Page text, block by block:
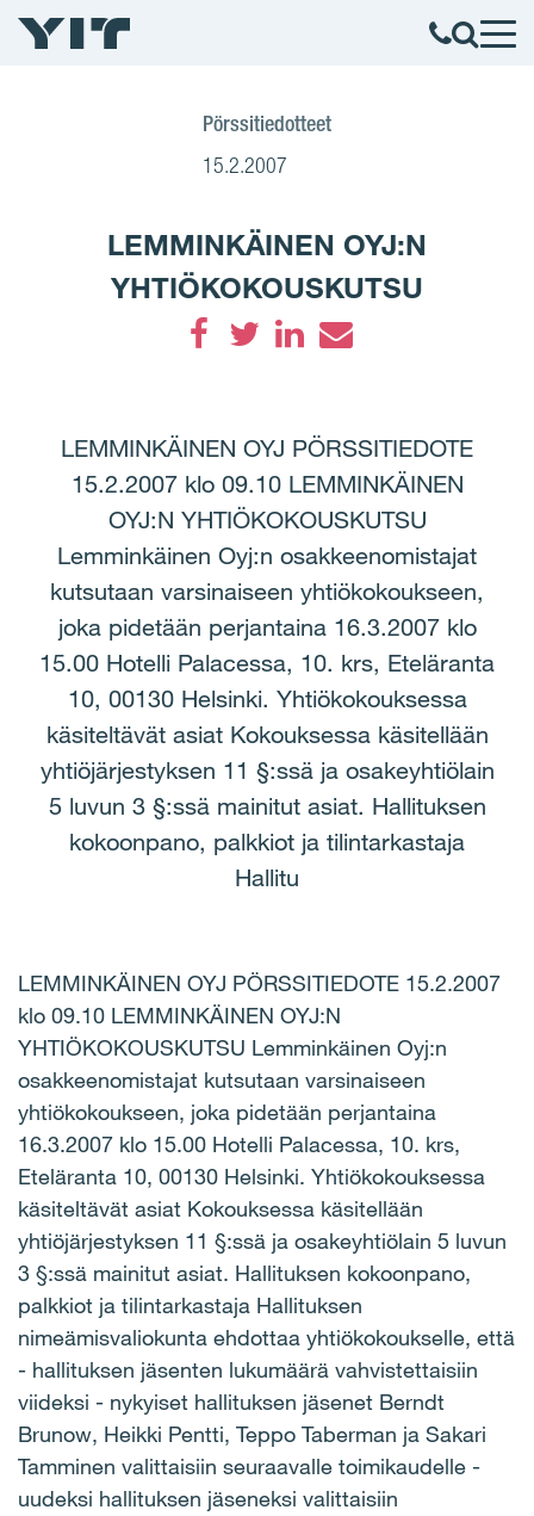
Pörssitiedotteet
15.2.2007
LEMMINKÄINEN OYJ:N
YHTIÖKOKOUSKUTSU
LEMMINKÄINEN OYJ PÖRSSITIEDOTE
15.2.2007 klo 09.10 LEMMINKÄINEN
OYJ:N YHTIÖKOKOUSKUTSU
Lemminkäinen Oyj:n osakkeenomistajat
kutsutaan varsinaiseen yhtiökokoukseen,
joka pidetään perjantaina 16.3.2007 klo
15.00 Hotelli Palacessa, 10. krs, Eteläranta
10, 00130 Helsinki. Yhtiökokouksessa
käsiteltävät asiat Kokouksessa käsitellään
yhtiöjärjestyksen 11 §:ssä ja osakeyhtiölain
5 luvun 3 §:ssä mainitut asiat. Hallituksen
kokoonpano, palkkiot ja tilintarkastaja
Hallitu
LEMMINKÄINEN OYJ PÖRSSITIEDOTE 15.2.2007
klo 09.10 LEMMINKÄINEN OYJ:N
YHTIÖKOKOUSKUTSU Lemminkäinen Oyj:n
osakkeenomistajat kutsutaan varsinaiseen
yhtiökokoukseen, joka pidetään perjantaina
16.3.2007 klo 15.00 Hotelli Palacessa, 10. krs,
Eteläranta 10, 00130 Helsinki. Yhtiökokouksessa
käsiteltävät asiat Kokouksessa käsitellään
yhtiöjärjestyksen 11 §:ssä ja osakeyhtiölain 5 luvun
3 §:ssä mainitut asiat. Hallituksen kokoonpano,
palkkiot ja tilintarkastaja Hallituksen
nimeämisvaliokunta ehdottaa yhtiökokoukselle, että
- hallituksen jäsenten lukumäärä vahvistettaisiin
viideksi - nykyiset hallituksen jäsenet Berndt
Brunow, Heikki Pentti, Teppo Taberman ja Sakari
Tamminen valittaisiin seuraavalle toimikaudelle -
uudeksi hallituksen jäseneksi valittaisiin